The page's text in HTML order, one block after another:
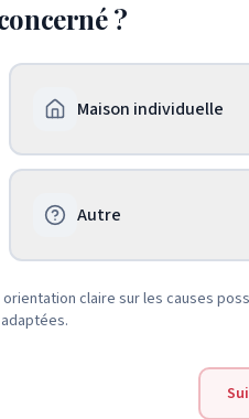
?
Maison individuelle
Autre
claire sur les causes